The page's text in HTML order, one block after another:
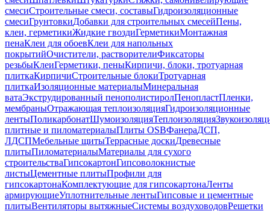
смесиСтроительные смеси, составыГидроизоляционные
смесиГрунтовкиДобавки для строительных смесейПены,
клеи, герметикиЖидкие гвоздиГерметикиМонтажная
пенаКлеи для обоевКлеи для напольных
покрытийОчистители, растворителиФиксаторы
резьбыКлеиГерметики, пеныКирпичи, блоки, тротуарная
плиткаКирпичиСтроительные блокиТротуарная
плиткаИзоляционные материалыМинеральная
ватаЭкструдированный пенополистиролПенопластПленки,
мембраныОтражающая теплоизоляцияГидроизоляционные
лентыПоликарбонатШумоизоляцияТеплоизоляция
плитные и пиломатериалыПлиты OSBФанераДСП,
ЛДСПМебельные щитыТеррасные доскиДревесные
плитыПиломатериалыМатериалы для сухого
строительстваГипсокартонГипсоволокнистые
листыЦементные плитыПрофили для
гипсокартонаКомплектующие для гипсокартонаЛенты
армирующиеУплотнительные лентыГипсовые и цементные
плитыВентиляторы вытяжныеСистемы воздуховодовРешетки